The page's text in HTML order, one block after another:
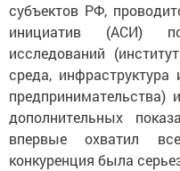
субъектов РФ,
инициатив (АСИ)
исследований
среда,
дополнительных
впервые охватил
конкуренция была